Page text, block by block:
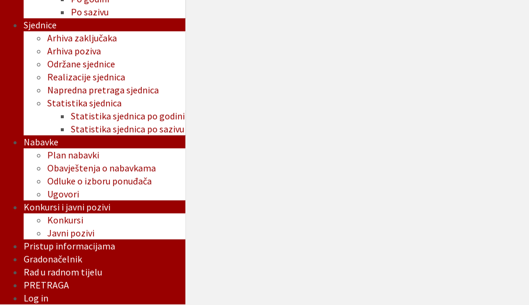
Po sazivu
Sjednice
Arhiva zaključaka
Arhiva poziva
Održane sjednice
Realizacije sjednica
Napredna pretraga sjednica
Statistika sjednica
Statistika sjednica po godini
Statistika sjednica po sazivu
Nabavke
Plan nabavki
Obavještenja o nabavkama
Odluke o izboru ponuđača
Ugovori
Konkursi i javni pozivi
Konkursi
Javni pozivi
Pristup informacijama
Gradonačelnik
Rad u radnom tijelu
PRETRAGA
Log in